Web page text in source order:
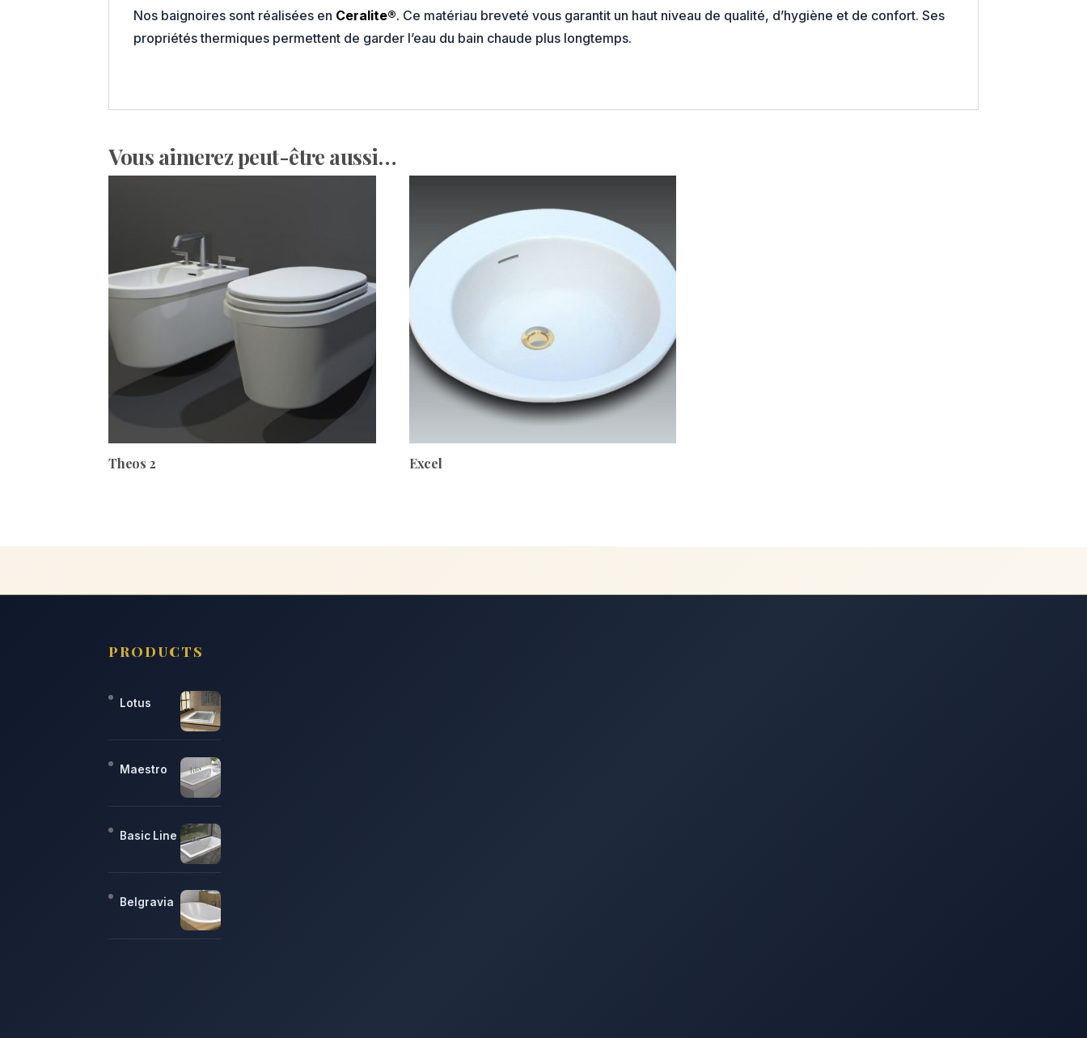
Nos baignoires sont réalisées en Ceralite®. Ce matériau breveté vous garantit un haut niveau de qualité, d’hygiène et de confort. Ses
propriétés thermiques permettent de garder l’eau du bain chaude plus longtemps.
Vous aimerez peut-être aussi…
Theos 2 Excel
PRODUCTS
Lotus
Maestro
Basic Line
Belgravia